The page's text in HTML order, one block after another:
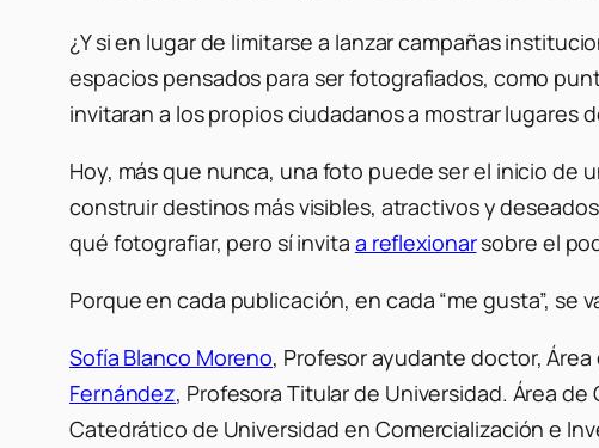
¿Y si en lugar de limitarse a lanzar campañas
espacios pensados para ser fotografiados, como
invitaran a los propios ciudadanos a mostrar lugares
Hoy, más que nunca, una foto puede ser el inicio de
construir destinos más visibles, atractivos y
qué fotografiar, pero sí invita a reflexionarsobre el
Porque en cada publicación, en cada “me gusta”,
Sofía Blanco Moreno, Profesor ayudante doctor,
Fernández, Profesora Titular de Universidad. Área
Catedrático de Universidad en Comercialización e